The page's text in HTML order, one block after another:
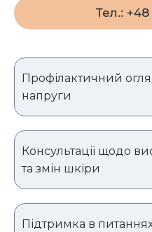
Тел.: +48
Профілактичний
напруги
Консультації щодо
та змін шкіри
Підтримка в